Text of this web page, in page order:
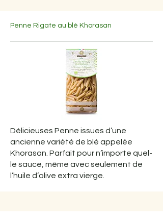
Penne Rigate au blé Khorasan
Délicieuses Penne issues d’une
ancienne variété de blé appelée
Khorasan. Parfait pour n’importe quel-
le sauce, même avec seulement de
l’huile d’olive extra vierge.